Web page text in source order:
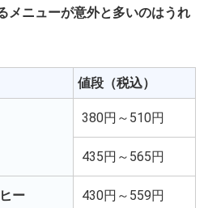
メニューが意外と多いのはうれ
値段（税込）
380円～510円
435円～565円
ー 430円～559円